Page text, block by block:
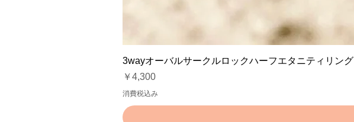
3wayオーバルサークルロックハーフエタニティリング
価格
￥4,300
消費税込み